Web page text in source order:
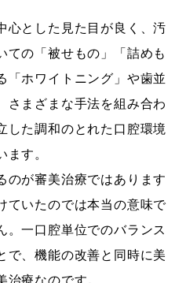
心とした見た目が良く、汚
ての「被せもの」「詰めも
「ホワイトニング」や歯並
さまざまな手法を組み合わ
した調和のとれた口腔環境
ます。
のが審美治療ではあります
ていたのでは本当の意味で
。一口腔単位でのバランス
で、機能の改善と同時に美
治療なのです。